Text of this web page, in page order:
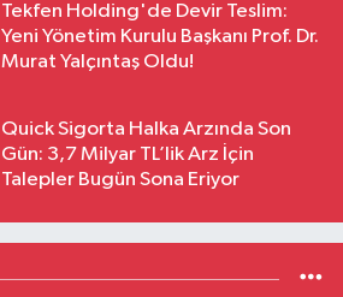
Tekfen Holding'de Devir Teslim:
Yeni Yönetim Kurulu Başkanı Prof. Dr.
Murat Yalçıntaş Oldu!
Quick Sigorta Halka Arzında Son
Gün: 3,7 Milyar TL’lik Arz İçin
Talepler Bugün Sona Eriyor